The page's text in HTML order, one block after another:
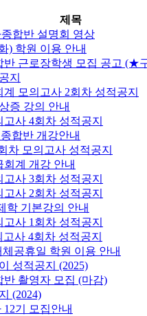
제목
합반 설명회 영상
) 학원 이용 안내
반 근로장학생 모집 공고 (★
지
모의고사 2회차 성적공지
증 강의 안내
사 4회차 성적공지
합반 개강안내
차 모의고사 성적공지
계 개강 안내
사 3회차 성적공지
사 2회차 성적공지
학 기본강의 안내
사 1회차 성적공지
사 4회차 성적공지
공휴일 학원 이용 안내
성적공지 (2025)
반 촬영자 모집 (마감)
(2024)
12기 모집안내